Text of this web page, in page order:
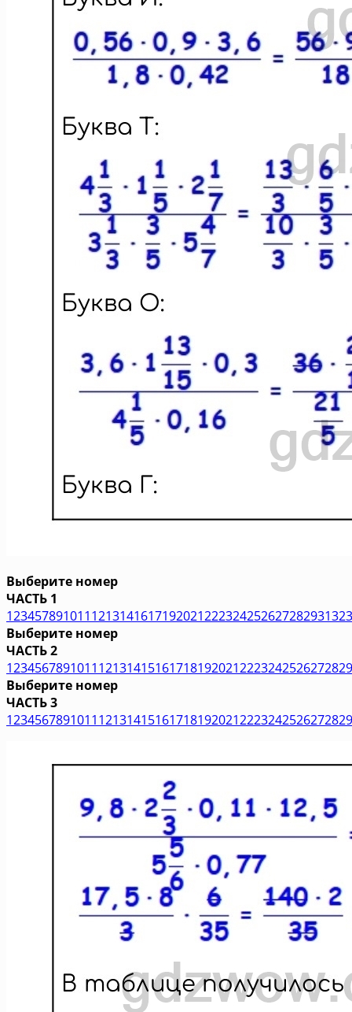
Выберите номер
ЧАСТЬ 1
123457891011121314161719202122232425262728293132
Выберите номер
ЧАСТЬ 2
1234567891011121314151617181920212223242526272829
Выберите номер
ЧАСТЬ 3
1234567891011121314151617181920212223242526272829